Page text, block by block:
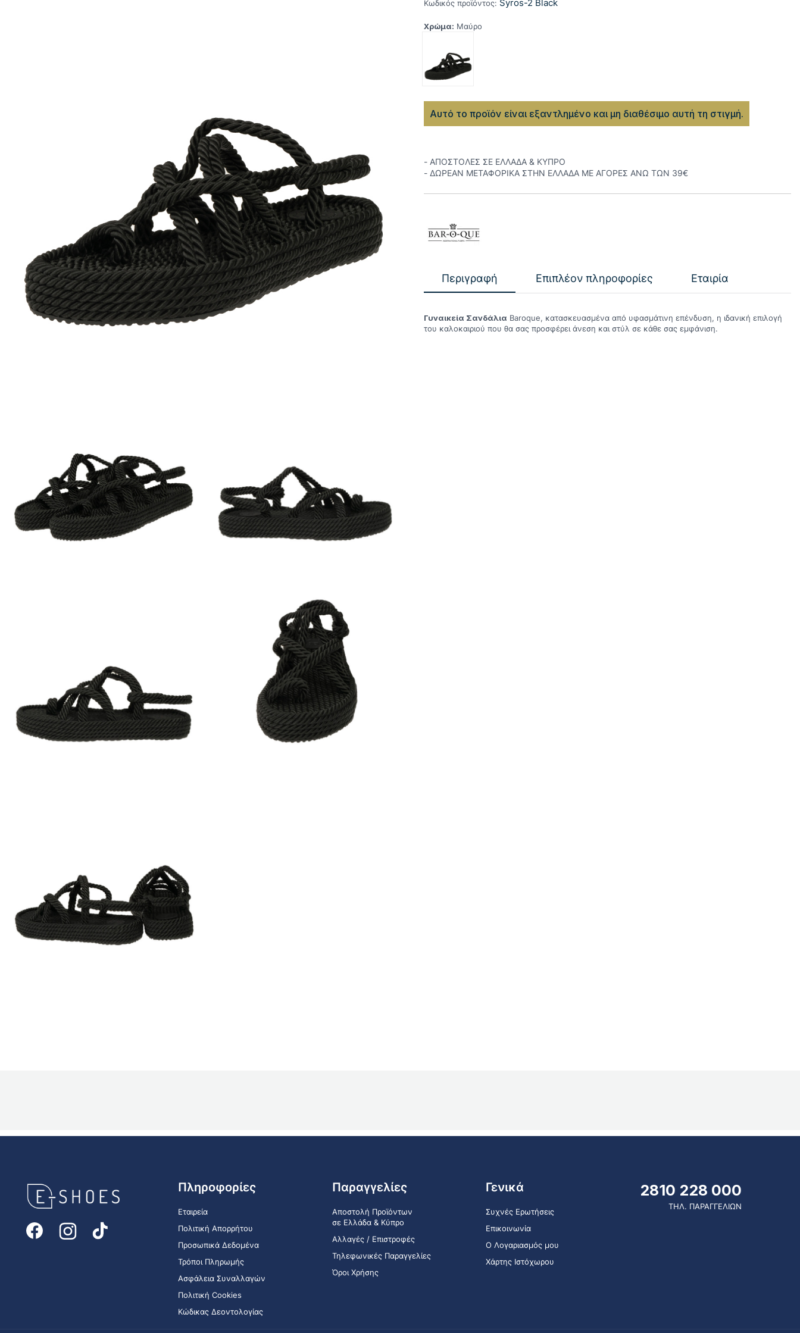
Κωδικός προϊόντος: Syros-2 Black
Χρώμα: Μαύρο
Αυτό το προϊόν είναι εξαντλημένο και μη διαθέσιμο αυτή τη στιγμή.
- ΑΠΟΣΤΟΛΕΣ ΣΕ ΕΛΛΑΔΑ & ΚΥΠΡΟ
- ΔΩΡΕΑΝ ΜΕΤΑΦΟΡΙΚΑ ΣΤΗΝ ΕΛΛΑΔΑ ΜΕ ΑΓΟΡΕΣ ΑΝΩ ΤΩΝ 39€
Περιγραφή Επιπλέον πληροφορίες Εταιρία
Γυναικεία Σανδάλια Baroque, κατασκευασμένα από υφασμάτινη επένδυση, η ιδανική επιλογή
του καλοκαιριού που θα σας προσφέρει άνεση και στύλ σε κάθε σας εμφάνιση.
Πληροφορίες
Εταιρεία
Πολιτική Απορρήτου
Προσωπικά Δεδομένα
Τρόποι Πληρωμής
Ασφάλεια Συναλλαγών
Πολιτική Cookies
Κώδικας Δεοντολογίας
Παραγγελίες
Αποστολή Προϊόντων
σε Ελλάδα & Κύπρο
Αλλαγές / Επιστροφές
Τηλεφωνικές Παραγγελίες
Όροι Χρήσης
Γενικά
Συχνές Ερωτήσεις
Επικοινωνία
Ο Λογαριασμός μου
Χάρτης Ιστόχωρου
2810 228 000
ΤΗΛ. ΠΑΡΑΓΓΕΛΙΩΝ